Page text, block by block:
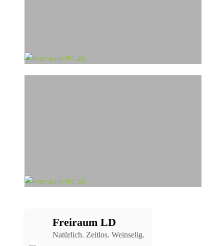
Freiraum LD
Natürlich. Zeitlos. Weinselig.